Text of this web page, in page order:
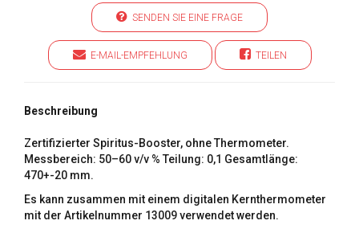
SENDEN SIE EINE FRAGE
E-MAIL-EMPFEHLUNG TEILEN
Beschreibung
Zertifizierter Spiritus-Booster, ohne Thermometer.
Messbereich: 50–60 v/v % Teilung: 0,1 Gesamtlänge:
470+-20 mm.
Es kann zusammen mit einem digitalen Kernthermometer
mit der Artikelnummer 13009 verwendet werden.